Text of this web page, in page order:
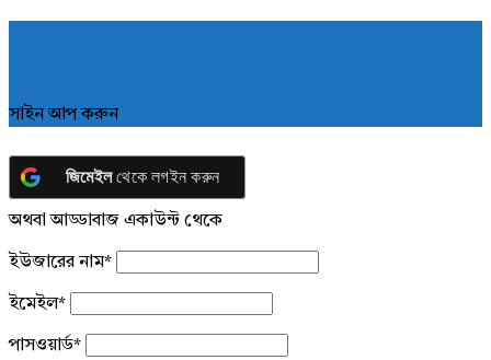
সাইন আপ করুন
জিমেইলথেকে লগইন করুন
অথবা আড্ডাবাজ একাউন্ট থেকে
ইউজারের নাম*
ইমেইল*
পাসওয়ার্ড*